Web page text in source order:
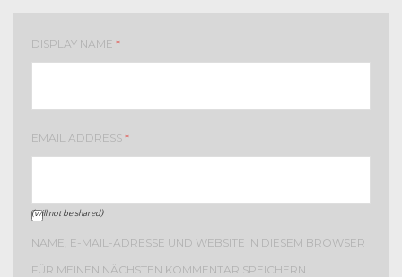
DISPLAY NAME *
EMAIL ADDRESS *
(will not be shared)
NAME, E-MAIL-ADRESSE UND WEBSITE IN DIESEM BROWSER
FÜR MEINEN NÄCHSTEN KOMMENTAR SPEICHERN.